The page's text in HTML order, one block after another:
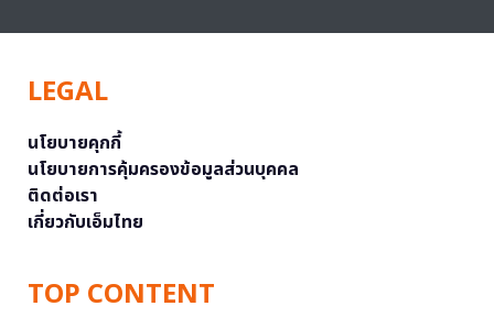
LEGAL
นโยบายคุกกี้
นโยบายการคุ้มครองข้อมูลส่วนบุคคล
ติดต่อเรา
เกี่ยวกับเอ็มไทย
TOP CONTENT